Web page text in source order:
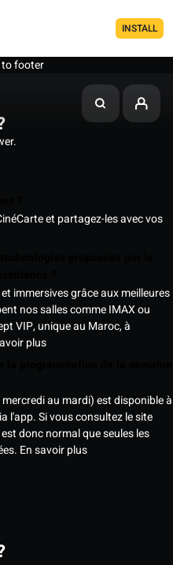
INSTALL
to footer
et partagez-les avec vos
immersives grâce aux meilleures
nos salles comme IMAX ou
VIP, unique au Maroc, à
plus
au mardi) est disponible à
l'app. Si vous consultez le site
donc normal que seules les
En savoir plus